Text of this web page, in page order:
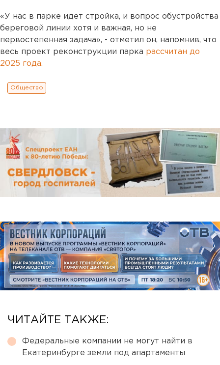
«У нас в парке идет стройка, и вопрос обустройства
береговой линии хотя и важная, но не
первостепенная задача», - отметил он, напомнив, что
весь проект реконструкции парка рассчитан до
2025 года.
Общество
ЧИТАЙТЕ ТАКЖЕ:
Федеральные компании не могут найти в
Екатеринбурге земли под апартаменты